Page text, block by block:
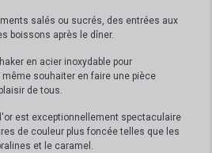
salés ou sucrés, des entrées aux
boissons après le dîner.
en acier inoxydable pour
même souhaiter en faire une pièce
de tous.
est exceptionnellement spectaculaire
de couleur plus foncée telles que les
et le caramel.